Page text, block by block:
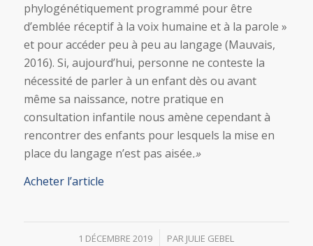
phylogénétiquement programmé pour être
d’emblée réceptif à la voix humaine et à la parole »
et pour accéder peu à peu au langage (Mauvais,
2016). Si, aujourd’hui, personne ne conteste la
nécessité de parler à un enfant dès ou avant
même sa naissance, notre pratique en
consultation infantile nous amène cependant à
rencontrer des enfants pour lesquels la mise en
place du langage n’est pas aisée.»
Acheter l’article
1 DÉCEMBRE 2019
/ PAR JULIE GEBEL